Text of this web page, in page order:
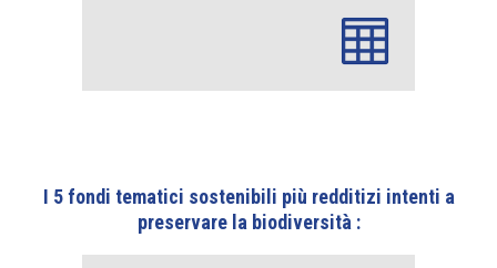
I 5 fondi tematici sostenibili più redditizi intenti a
preservare la biodiversità :